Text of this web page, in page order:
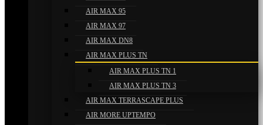
AIR MAX 95
AIR MAX 97
AIR MAX DN8
AIR MAX PLUS TN
AIR MAX PLUS TN 1
AIR MAX PLUS TN 3
AIR MAX TERRASCAPE PLUS
AIR MORE UPTEMPO